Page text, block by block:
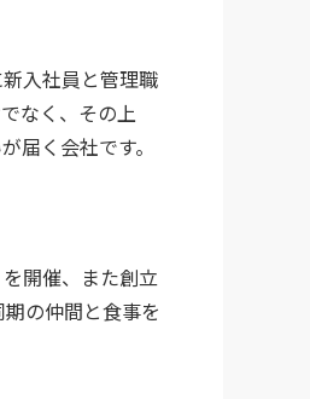
入社員と管理職
なく、その上
届く会社です。
開催、また創立
の仲間と食事を